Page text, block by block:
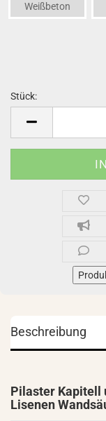
Weißbeton
Stück:
Beschreibung
Pilaster Kapitell
Lisenen